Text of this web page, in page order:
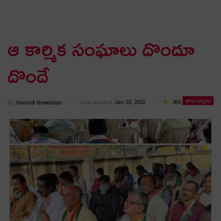
ఆ కార్మిక సంఘాలు దొందూ
దొందే
తాజా వార్తలు
By Naandi Newsteam Last updated Jan 16, 2022 269